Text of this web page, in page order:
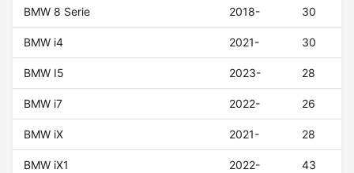
BMW 8 Serie 2018- 30
BMW i4 2021- 30
BMW I5 2023- 28
BMW i7 2022- 26
BMW iX 2021- 28
BMW iX1 2022- 43